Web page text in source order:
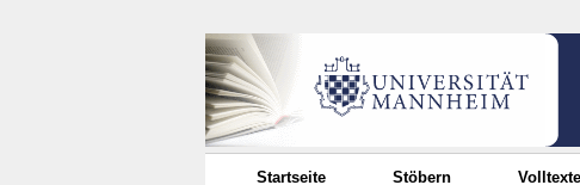
Startseite Stöbern Volltexte